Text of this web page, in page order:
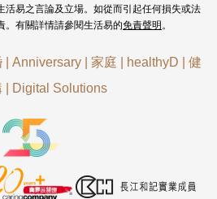
活易之言論及立場。如從而引起任何損失或法
。有關詳情請參閱生活易的免責聲明 。
| Anniversary| 家庭 healthyD
健
| Digital Solutions